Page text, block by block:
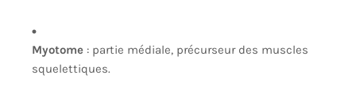
Myotome : partie médiale, précurseur des muscles
squelettiques.